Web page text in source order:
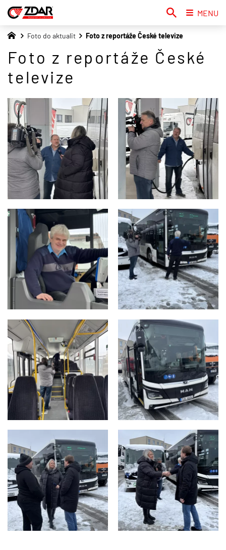
Foto do aktualit Foto z reportáže České televize
Foto z reportáže České
televize
MENU